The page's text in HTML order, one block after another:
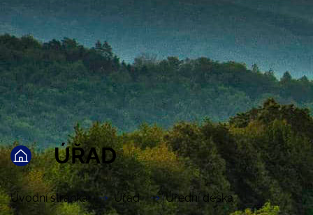
ÚŘAD
Úvodní stránka Úřad Úřední deska